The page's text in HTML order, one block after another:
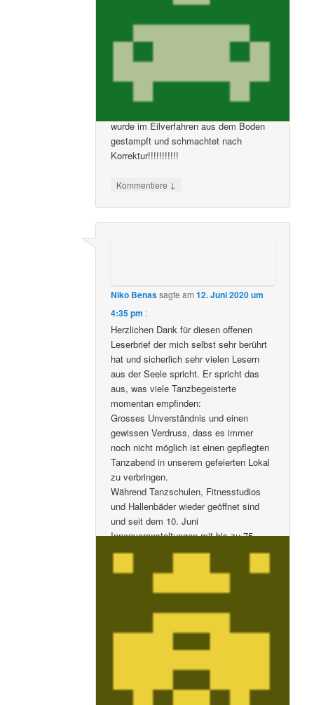
Bundesländern zu einer Genehmigung
verhelfen. Und was ich gar nicht
verstehe, wo ist der Unterschied
und tanzen in einer anderen Stätte? Nur
weil nichts unterrichtet wird? Wo soll
wurde im Eilverfahren aus dem Boden
gestampft und schmachtet nach
Korrektur!!!!!!!!!!!
Kommentiere ↓
Niko Benassagte am12. Juni 2020 um
4:35 pm :
Herzlichen Dank für diesen offenen
Leserbrief der mich selbst sehr berührt
hat und sicherlich sehr vielen Lesern
aus der Seele spricht. Er spricht das
aus, was viele Tanzbegeisterte
momentan empfinden:
Grosses Unverständnis und einen
gewissen Verdruss, dass es immer
noch nicht möglich ist einen gepflegten
Tanzabend in unserem gefeierten Lokal
zu verbringen.
Während Tanzschulen, Fitnesstudios
und Hallenbäder wieder geöffnet sind
und seit dem 10. Juni
Innenveranstaltungen mit bis zu 75
Menschen stattfinden dürfen, müssen
Die Ratlosigkeit ist groß!
Tanzen schützt das Herz, beeinflusst
Entsprechende Sicherheitskonzepte
liegen ja bereits vor: